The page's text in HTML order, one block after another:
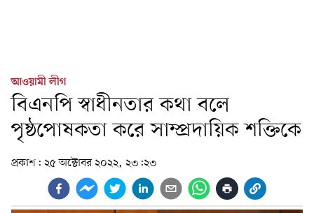
আওয়ামী লীগ
বিএনপি স্বাধীনতার কথা বলে
পৃষ্ঠপোষকতা করে সাম্প্রদায়িক শক্তিকে
প্রকাশ: ২৫ অক্টোবর ২০২২, ২৩:২৩